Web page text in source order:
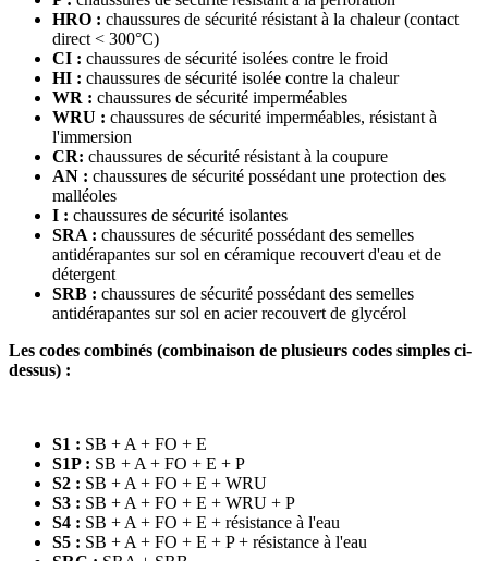
HRO : chaussures de sécurité résistant à la chaleur (contact
direct < 300°C)
CI : chaussures de sécurité isolées contre le froid
HI : chaussures de sécurité isolée contre la chaleur
WR : chaussures de sécurité imperméables
WRU : chaussures de sécurité imperméables, résistant à
l'immersion
CR: chaussures de sécurité résistant à la coupure
AN : chaussures de sécurité possédant une protection des
malléoles
I : chaussures de sécurité isolantes
SRA : chaussures de sécurité possédant des semelles
antidérapantes sur sol en céramique recouvert d'eau et de
détergent
SRB : chaussures de sécurité possédant des semelles
antidérapantes sur sol en acier recouvert de glycérol
Les codes combinés (combinaison de plusieurs codes simples ci-
dessus) :
S1 : SB + A + FO + E
S1P : SB + A + FO + E + P
S2 : SB + A + FO + E + WRU
S3 : SB + A + FO + E + WRU + P
S4 : SB + A + FO + E + résistance à l'eau
S5 : SB + A + FO + E + P + résistance à l'eau